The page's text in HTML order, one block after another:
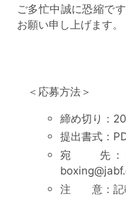
ご多忙中誠に恐縮で
お願い申し上げます。
＜応募方法＞
締め切り：
提出書式：
宛 先：
注 意：記載